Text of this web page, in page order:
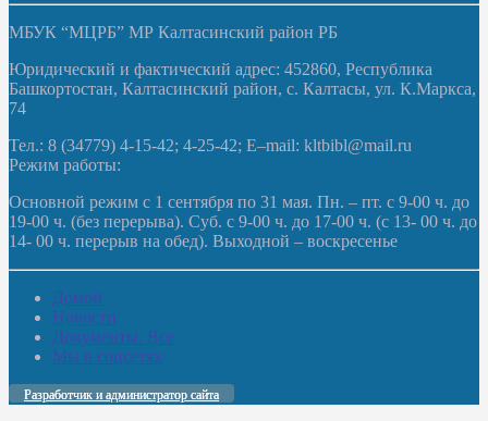
МБУК “МЦРБ” МР Калтасинский район РБ
Юридический и фактический адрес: 452860, Республика
Башкортостан, Калтасинский район, с. Калтасы, ул. К.Маркса,
74
Тел.: 8 (34779) 4-15-42; 4-25-42; E–mail: kltbibl@mail.ru
Режим работы:
Основной режим с 1 сентября по 31 мая. Пн. – пт. с 9-00 ч. до
19-00 ч. (без перерыва). Суб. с 9-00 ч. до 17-00 ч. (с 13- 00 ч. до
14- 00 ч. перерыв на обед). Выходной – воскресенье
Домой
Новости
Документы. Все
Мы в соцсетях
Разработчик и администратор сайта